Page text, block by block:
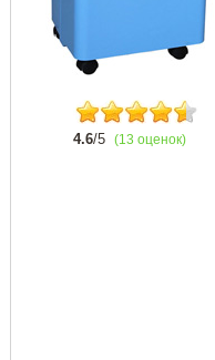
4.6/5 (13 оценок)